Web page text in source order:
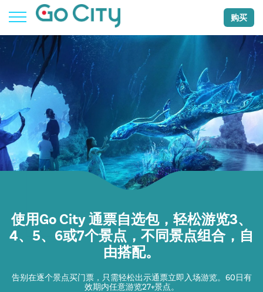
购买
使用Go City 通票自选包，轻松游览3、
4、5、6或7个景点，不同景点组合，自
由搭配。
告别在逐个景点买门票，只需轻松出示通票立即入场游览。 60 日有
效期内任意游览27+景点。